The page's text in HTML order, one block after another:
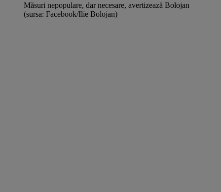
Măsuri nepopulare, dar necesare, avertizează Bolojan
(sursa: Facebook/Ilie Bolojan)